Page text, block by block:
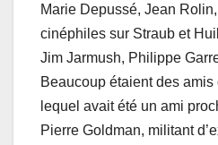
Marie Depussé, Jean
cinéphiles sur Straub et
Jim Jarmush, Philippe
Beaucoup étaient des
lequel avait été un ami
Pierre Goldman, militant